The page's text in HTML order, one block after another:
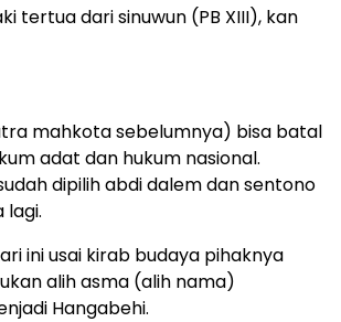
tertua dari sinuwun (PB XIII), kan
mahkota sebelumnya) bisa batal
adat dan hukum nasional.
dipilih abdi dalem dan sentono
lagi.
ini usai kirab budaya pihaknya
alih asma (alih nama)
Hangabehi.